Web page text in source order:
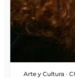
Arte y Cultura •